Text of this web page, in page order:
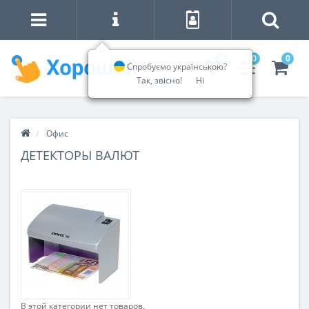
0 0
Офис
ДЕТЕКТОРЫ ВАЛЮТ
В этой категории нет товаров.
Спробуємо українською?
Так, звісно!
Ні